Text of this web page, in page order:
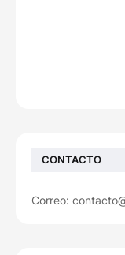
CONTACTO
Correo: